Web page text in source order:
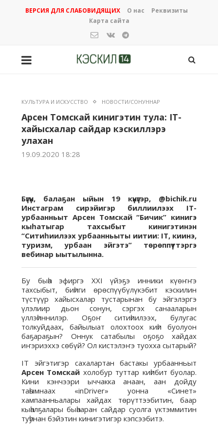
ВЕРСИЯ ДЛЯ СЛАБОВИДЯЩИХ О нас
Реквизиты
Карта сайта
КУЛЬТУРА И ИСКУССТВО НОВОСТИ/СОНУННАР
Арсен Томскай кинигэтин тула: IT-
хайысхалар сайдар кэскиллэрэ
улахан
19.09.2020 18:28
Бүгүн, балаҕан ыйын 19 күнүгэр, @bichik.ru
Инстаграм сирэйигэр биллиилээх IT-
урбаанньыт Арсен Томскай “Бичик” кинигэ
кыһатыгар тахсыбыт кинигэтинэн
“Ситиһиилээх урбаанньыты иитии: IT, киинэ,
туризм, урбаан эйгэтэ” төрөппүттэргэ
вебинар ыытылынна.
Бу быһа эфиргэ ХXI үйэҕэ инники күөҥҥэ
тахсыбыт, биһиги өрөспүүбүлүкэбит кэскилин
түстүүр хайысхалар тустарынан бу эйгэлэргэ
үлэлиир дьон сонун, сэргэх санааларын
үллэһиннилэр. Оҕоҥ ситиһиилээх, булугас
толкуйдаах, байылыат олохтоох киһи буолуон
баҕараҕын? Оннук сатабылы оҕоҕо хайдах
иҥэриэххэ сөбүй? Ол кистэлэҥэ туохха сытарый?
IT эйгэтигэр сахалартан бастакы урбаанньыт
Арсен Томскай холобур туттар киһибит буолар.
Кини кэнчээри ыччакка анаан, аан дойду
таһымнаах «inDriver» уонна «Синет»
хампаанньалары хайдах төрүттээбитин, баар
кыһалҕалары быһааран сайдар суолга үктэммитин
туһунан бэйэтин кинигэтигэр кэпсээбитэ.